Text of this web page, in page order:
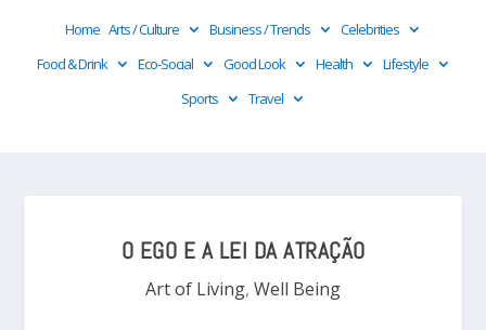
Home Arts / Culture Business / Trends
Celebrities
Food & Drink
Eco-Social Good Look Health
Lifestyle
Sports
Travel
O EGO E A LEI DA ATRAÇÃO
Art of Living, Well Being